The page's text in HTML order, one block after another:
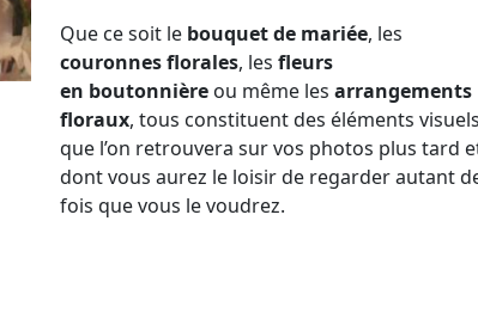
Que ce soit le bouquet de mariée, les
couronnes florales, les fleurs
en boutonnière ou même les arrangements
floraux, tous constituent des éléments visuels
que l’on retrouvera sur vos photos plus tard
dont vous aurez le loisir de regarder autant
fois que vous le voudrez.